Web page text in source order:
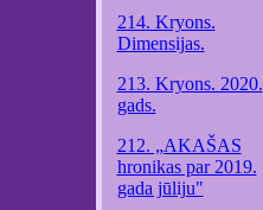
214. Kryons.
Dimensijas.
213. Kryons. 2020.
gads.
212. „AKAŠAS
hronikas par 2019.
gada jūliju"